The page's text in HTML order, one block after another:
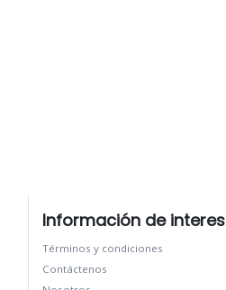
Información de interes
Términos y condiciones
Contáctenos